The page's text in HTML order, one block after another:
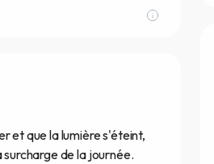
et que la lumière s'éteint,
de la journée.